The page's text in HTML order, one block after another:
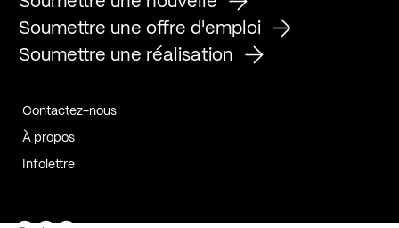
Soumettre une offre d'emploi
Soumettre une réalisation
Contactez-nous
À propos
Infolettre